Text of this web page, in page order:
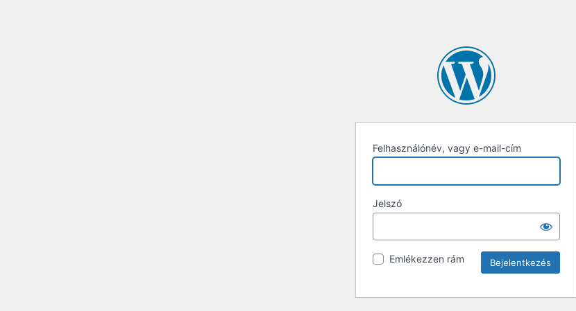
Felhasználónév, vagy e-mail-cím
Jelszó
Emlékezzen rám